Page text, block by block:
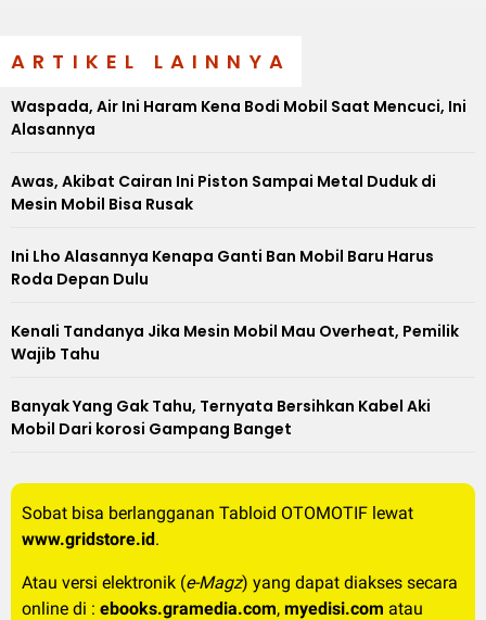
ARTIKEL LAINNYA
Waspada, Air Ini Haram Kena Bodi Mobil Saat Mencuci, Ini
Alasannya
Awas, Akibat Cairan Ini Piston Sampai Metal Duduk di
Mesin Mobil Bisa Rusak
Ini Lho Alasannya Kenapa Ganti Ban Mobil Baru Harus
Roda Depan Dulu
Kenali Tandanya Jika Mesin Mobil Mau Overheat, Pemilik
Wajib Tahu
Banyak Yang Gak Tahu, Ternyata Bersihkan Kabel Aki
Mobil Dari korosi Gampang Banget
Sobat bisa berlangganan Tabloid OTOMOTIF lewat
www.gridstore.id.
Atau versi elektronik (e-Magz) yang dapat diakses secara
online di : ebooks.gramedia.com, myedisi.com atau